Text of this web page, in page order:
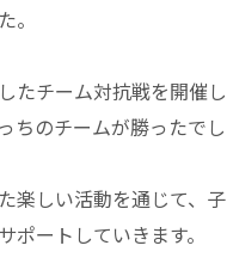
。
たチーム対抗戦を開催
ちのチームが勝ったで
楽しい活動を通じて、
ポートしていきます。